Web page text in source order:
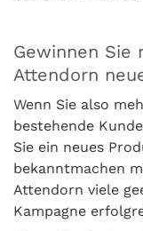
Gewinnen Sie
Attendorn
Wenn Sie also
bestehende
Sie ein neues
bekanntmachen
Attendorn viele
Kampagne